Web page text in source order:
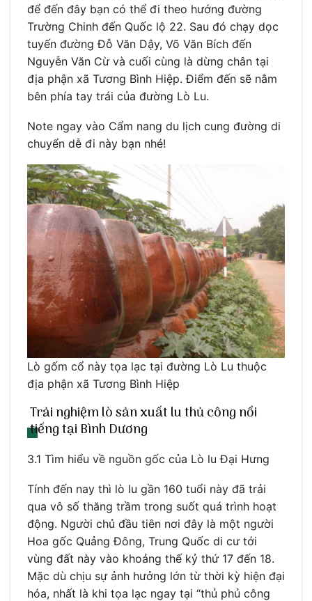
để đến đây bạn có thể đi theo hướng đường
Trường Chinh đến Quốc lộ 22. Sau đó chạy dọc
tuyến đường Đỗ Văn Dậy, Võ Văn Bích đến
Nguyễn Văn Cừ và cuối cùng là dừng chân tại
địa phận xã Tương Bình Hiệp. Điểm đến sẽ nằm
bên phía tay trái của đường Lò Lu.
Note ngay vào Cẩm nang du lịch cung đường di
chuyển dễ đi này bạn nhé!
Lò gốm cổ này tọa lạc tại đường Lò Lu thuộc
địa phận xã Tương Bình Hiệp
Trải nghiệm lò sản xuất lu thủ công nổi
tiếng tại Bình Dương
3.1 Tìm hiểu về nguồn gốc của Lò lu Đại Hưng
Tính đến nay thì lò lu gần 160 tuổi này đã trải
qua vô số thăng trầm trong suốt quá trình hoạt
động. Người chủ đầu tiên nơi đây là một người
Hoa gốc Quảng Đông, Trung Quốc di cư tới
vùng đất này vào khoảng thế kỷ thứ 17 đến 18.
Mặc dù chịu sự ảnh hưởng lớn từ thời kỳ hiện đại
hóa, nhất là khi tọa lạc ngay tại “thủ phủ công